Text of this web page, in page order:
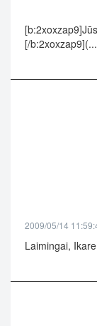
[/
2009/05/14
Laimingai, Ikare